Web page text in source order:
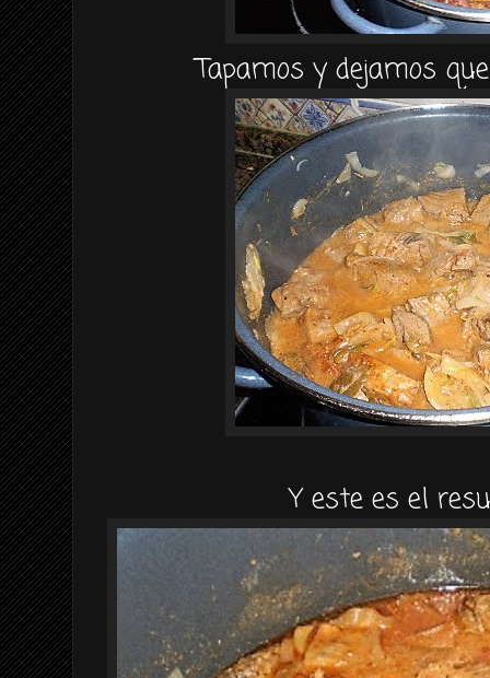
Tapamos y dejamos
Y este es el